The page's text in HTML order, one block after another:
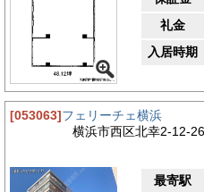
礼金
入居時期
[053063]フェリーチェ横浜
横浜市西区北幸2-12-26
最寄駅